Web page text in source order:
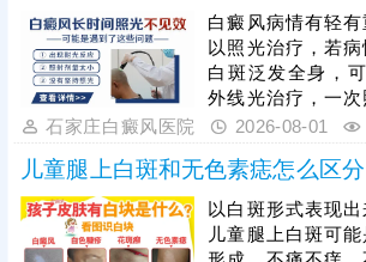
白癜风需遵循科
采用综合性治疗
药物渗透联合
高效的方法，适
外兼顾修复黑色素
显。白癜风治疗是
家长需坚持
白癜风病情有轻
以照光治疗，若病
白斑泛发全身，
外线光治疗，一
省单次照光时间和
光治疗，靶向性好
高。照光治疗需确
率，维持疗效连贯
行综合治疗，双
石家庄白癜风医院 2026-08-01
儿童腿上白斑和无色素痣怎么区分
以白斑形式表现出
儿童腿上白斑可